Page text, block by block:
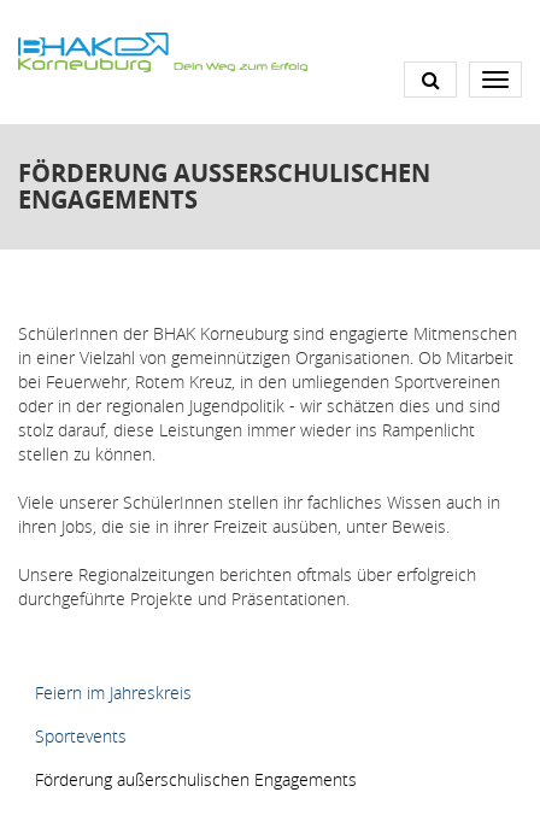
zum
Inhalt
FÖRDERUNG AUSSERSCHULISCHEN E
NGAGEMENTS
SchülerInnen der BHAK Korneuburg sind engagierte Mitmenschen
in einer Vielzahl von gemeinnützigen Organisationen. Ob Mitarbeit
bei Feuerwehr, Rotem Kreuz, in den umliegenden Sportvereinen
oder in der regionalen Jugendpolitik - wir schätzen dies und sind
stolz darauf, diese Leistungen immer wieder ins Rampenlicht
stellen zu können.
Viele unserer SchülerInnen stellen ihr fachliches Wissen auch in
ihren Jobs, die sie in ihrer Freizeit ausüben, unter Beweis.
Unsere Regionalzeitungen berichten oftmals über erfolgreich
durchgeführte Projekte und Präsentationen.
HAUPTMENÜ
Feiern im Jahreskreis
Sportevents
Förderung außerschulischen Engagements